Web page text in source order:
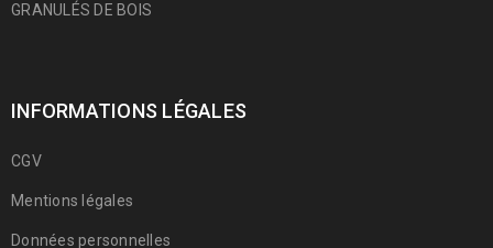
GRANULÉS DE BOIS
INFORMATIONS LÉGALES
CGV
Mentions légales
Données personnelles